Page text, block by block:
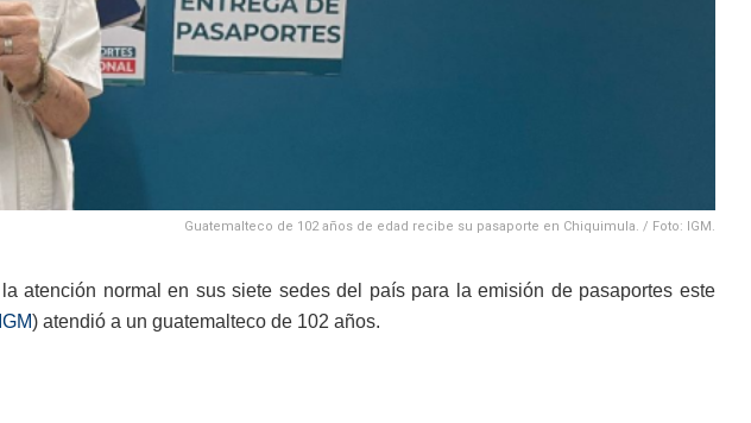
Guatemalteco de 102 años de edad recibe su pasaporte en Chiquimula. / Foto: IGM.
atención normal en sus siete sedes del país para la emisión de pasaportes este
IGM) atendió a un guatemalteco de 102 años.